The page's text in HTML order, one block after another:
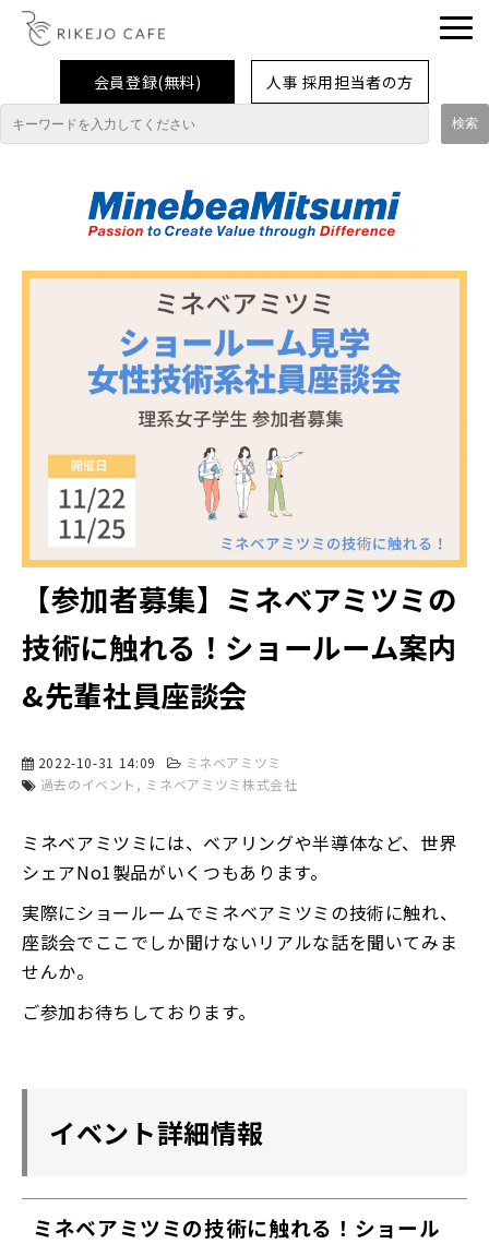
会員登録(無料) 人事 採用担当者の方
イベント
企業取材レポート
就活情報
大学生活
コラム・特集
インターンシップ体験談
【参加者募集】ミネベアミツミの
技術に触れる！ショールーム案内
&先輩社員座談会
2022-10-31 14:09
ミネベアミツミ
過去のイベント
ミネベアミツミ株式会社
ミネベアミツミには、ベアリングや半導体など、世界
シェアNo1製品がいくつもあります。
実際にショールームでミネベアミツミの技術に触れ、
座談会でここでしか聞けないリアルな話を聞いてみま
せんか。
ご参加お待ちしております。
イベント詳細情報
ミネベアミツミの技術に触れる！ショール